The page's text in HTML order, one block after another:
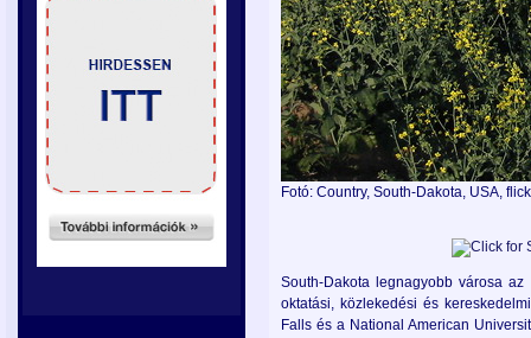
Fotó: Country, South-Dakota, USA,
South-Dakota legnagyobb városa
oktatási, közlekedési és
Falls és a National American